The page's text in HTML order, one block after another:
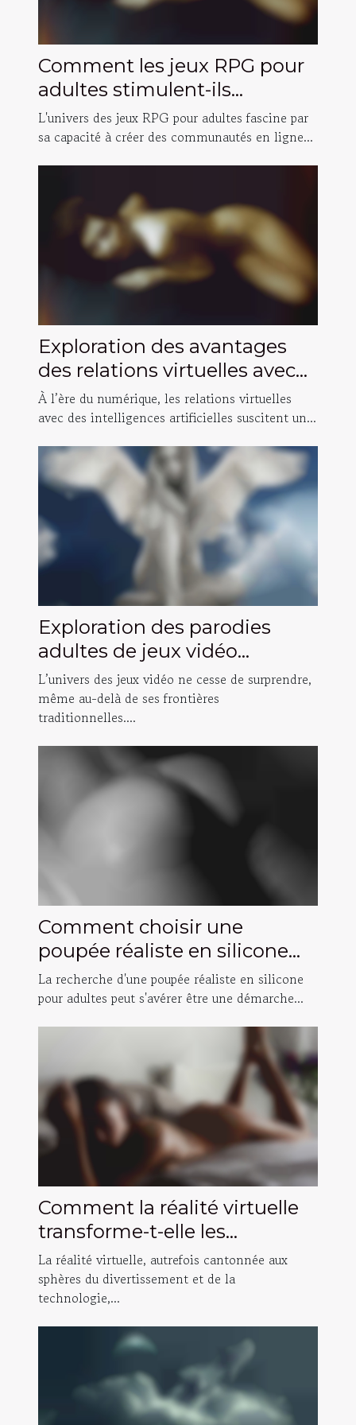
Comment les jeux RPG pour
adultes stimulent-ils
l'interaction sociale en ligne ?
L'univers des jeux RPG pour adultes fascine par
sa capacité à créer des communautés en ligne...
Exploration des avantages
des relations virtuelles avec
des intelligences artificielles
À l’ère du numérique, les relations virtuelles
avec des intelligences artificielles suscitent un...
Exploration des parodies
adultes de jeux vidéo
populaires
L’univers des jeux vidéo ne cesse de surprendre,
même au-delà de ses frontières
traditionnelles....
Comment choisir une
poupée réaliste en silicone
pour adultes
La recherche d'une poupée réaliste en silicone
pour adultes peut s'avérer être une démarche...
Comment la réalité virtuelle
transforme-t-elle les
expériences adultes en 2025
?
La réalité virtuelle, autrefois cantonnée aux
sphères du divertissement et de la
technologie,...